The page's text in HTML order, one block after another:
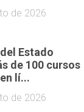
de 2026
Estado
de 100 cursos
lí...
de 2026